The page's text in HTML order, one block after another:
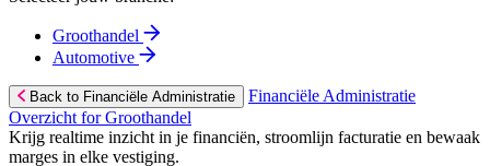
Groothandel
Automotive
Back to Financiële Administratie
Financiële Administratie
Overzicht for Groothandel
Krijg realtime inzicht in je financiën, stroomlijn facturatie en bewaak
marges in elke vestiging.